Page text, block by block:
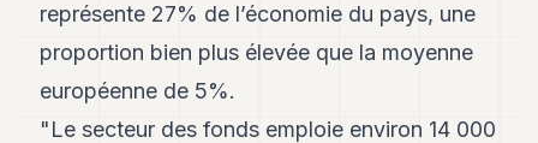
13
Andy
12
Andy
représente 27% de l’économie du pays, une
proportion bien plus élevée que la moyenne
européenne de 5%.
"Le secteur des fonds emploie environ 14 000